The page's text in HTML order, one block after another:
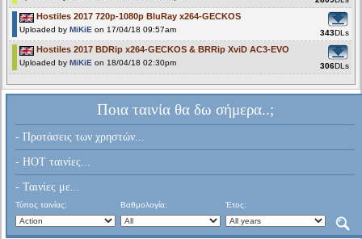
Hostiles 2017 720p-1080p BluRay x264-GECKOS
Uploaded by MiKiE on 17/04/18 09:57am 343DLs
Hostiles 2017 BDRip x264-GECKOS & BRRip XviD AC3-EVO
Uploaded by MiKiE on 18/04/18 02:30pm 306DLs
Ποια ταινία θα δω σήμερα..;
- Προτάσεις των χρηστών...
- HOT ταινίες...
- Ταινίες με...
Τύπος ταινίας: Βαθμολογία: Έτος: